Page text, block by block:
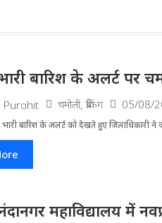
बारिश के अलर्ट
Purohit चमोली, ब्रेकिंग 05/08/
बारिश के अलर्ट को देखते हुए जिला​धिकारी
महाविद्यालय में